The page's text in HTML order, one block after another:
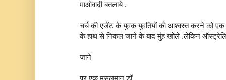
माओवादी बतलाये .
चर्च की एजेंट के युवक युवतियों को आश्वस्त करने को एक
के हाथ से निकल जाने के बाद मुंह खोले .लेकिन
जाने